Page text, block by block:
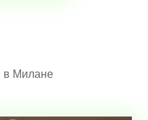
в Милане